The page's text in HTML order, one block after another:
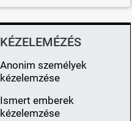
KÉZELEMÉZÉS
Anonim személyek
kézelemzése
Ismert emberek
kézelemzése